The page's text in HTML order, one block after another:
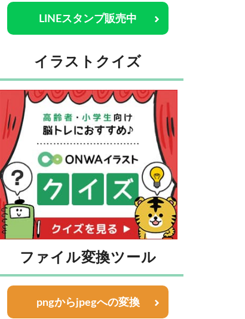
LINEスタンプ販売中
イラストクイズ
ファイル変換ツール
pngからjpegへの変換